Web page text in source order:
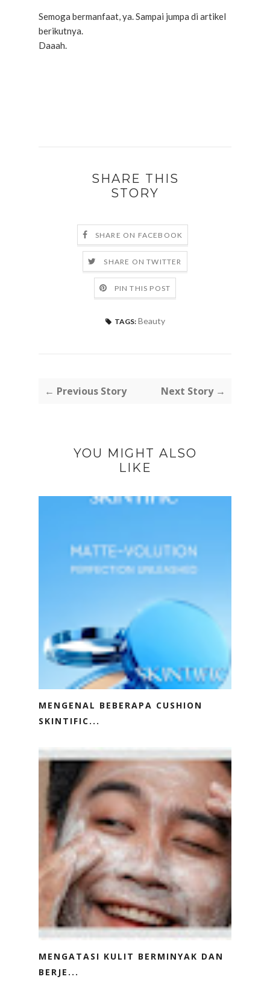
Semoga bermanfaat, ya. Sampai jumpa di artikel
berikutnya.
Daaah.
SHARE THIS
STORY
SHARE ON FACEBOOK
SHARE ON TWITTER
PIN THIS POST
TAGS: Beauty
← Previous Story Next Story →
YOU MIGHT ALSO
LIKE
MENGENAL BEBERAPA CUSHION
SKINTIFIC...
MENGATASI KULIT BERMINYAK DAN
BERJE...